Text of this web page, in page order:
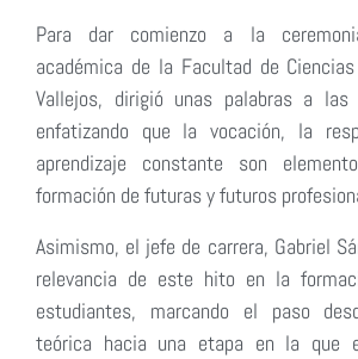
Para dar comienzo a la
académica de la Facultad de
Vallejos, dirigió unas palabras a
enfatizando que la vocación, la
aprendizaje constante son
formación de futuras y futuros
Asimismo, el jefe de carrera, Gabriel
relevancia de este hito en la
estudiantes, marcando el paso
teórica hacia una etapa en la que